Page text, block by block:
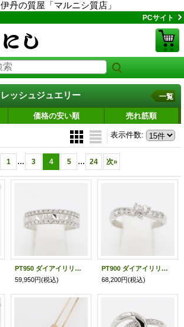
丹の質屋「マルニシ質店」
PCサイト
ッシュジュエリー 一覧
価格の安い順 売れ筋順
表示件数:
1 ... 3 4 5 ... 24 次»
PT950 ダイアイリリング 0.30ct 3.40g
59,950円(税込)
PT900 ダイアイリリング 0.50ct 3.20g
68,200円(税込)